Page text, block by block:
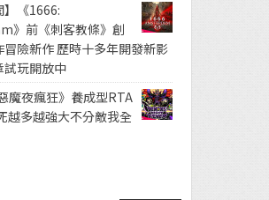
】《1666:
》前《刺客教條》創
冒險新作 歷時十多年開發新影
試玩開放中
魔夜瘋狂》養成型RTA
越多越強大不分敵我全